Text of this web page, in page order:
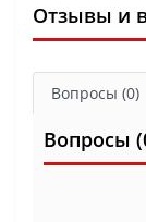
Отзывы и
Вопросы (0)
Вопросы